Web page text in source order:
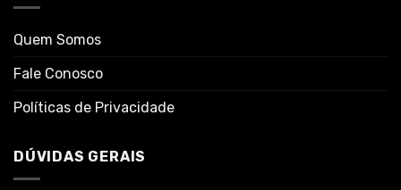
Quem Somos
Fale Conosco
Políticas de Privacidade
DÚVIDAS GERAIS